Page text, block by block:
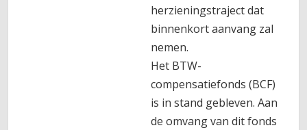
herzieningstraject dat
binnenkort aanvang zal
nemen.
Het BTW-
compensatiefonds (BCF)
is in stand gebleven. Aan
de omvang van dit fonds